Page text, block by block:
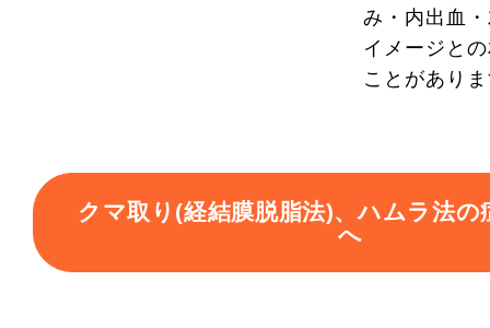
み・内出血
イメージと
ことがあり
クマ取り(経結膜脱脂法)、ハムラ法の
へ